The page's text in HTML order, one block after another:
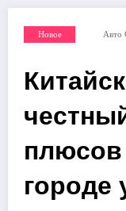
Новое Авто
городе